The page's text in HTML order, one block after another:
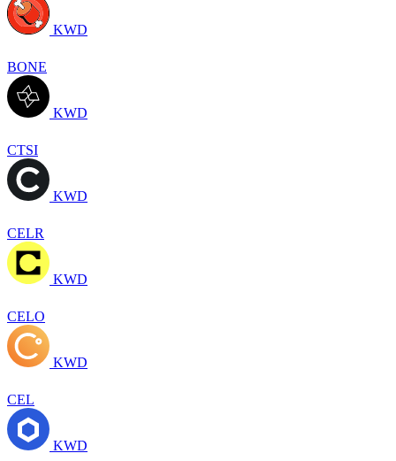
KWD
BONE
KWD
CTSI
KWD
CELR
KWD
CELO
KWD
CEL
KWD